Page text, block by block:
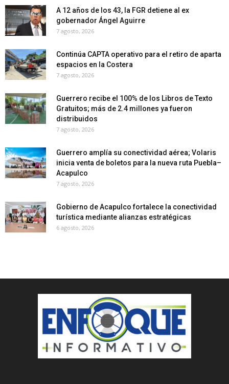
A 12 años de los 43, la FGR detiene al ex
gobernador Ángel Aguirre
7 agosto, 2026
Continúa CAPTA operativo para el retiro de aparta
espacios en la Costera
7 agosto, 2026
Guerrero recibe el 100% de los Libros de Texto
Gratuitos; más de 2.4 millones ya fueron
distribuidos
7 agosto, 2026
Guerrero amplía su conectividad aérea; Volaris
inicia venta de boletos para la nueva ruta Puebla–
Acapulco
7 agosto, 2026
Gobierno de Acapulco fortalece la conectividad
turística mediante alianzas estratégicas
6 agosto, 2026